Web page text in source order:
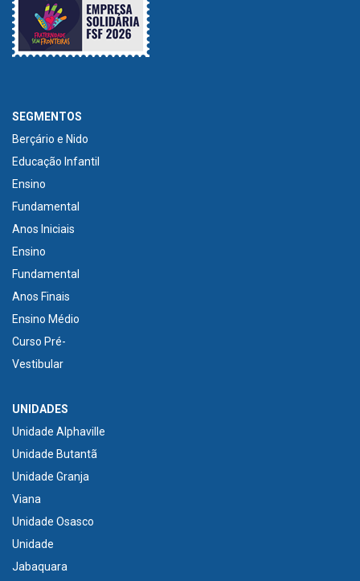
SEGMENTOS
Berçário e Nido
Educação Infantil
Ensino
Fundamental
Anos Iniciais
Ensino
Fundamental
Anos Finais
Ensino Médio
Curso Pré-
Vestibular
UNIDADES
Unidade Alphaville
Unidade Butantã
Unidade Granja
Viana
Unidade Osasco
Unidade
Jabaquara